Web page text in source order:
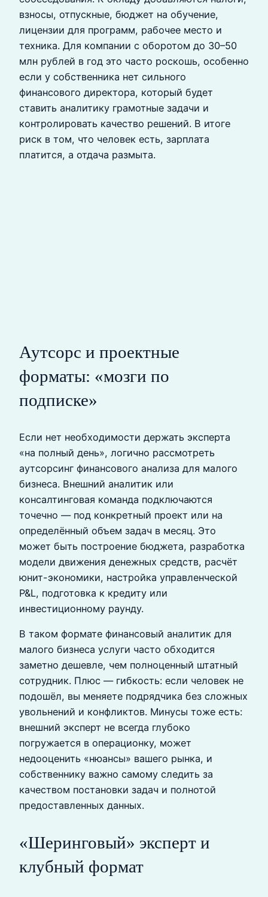
взносы, отпускные, бюджет на обучение,
лицензии для программ, рабочее место и
техника. Для компании с оборотом до 30–50
млн рублей в год это часто роскошь, особенно
если у собственника нет сильного
финансового директора, который будет
ставить аналитику грамотные задачи и
контролировать качество решений. В итоге
риск в том, что человек есть, зарплата
платится, а отдача размыта.
Аутсорс и проектные
форматы: «мозги по
подписке»
Если нет необходимости держать эксперта
«на полный день», логично рассмотреть
аутсорсинг финансового анализа для малого
бизнеса. Внешний аналитик или
консалтинговая команда подключаются
точечно — под конкретный проект или на
определённый объем задач в месяц. Это
может быть построение бюджета, разработка
модели движения денежных средств, расчёт
юнит-экономики, настройка управленческой
P&L, подготовка к кредиту или
инвестиционному раунду.
В таком формате финансовый аналитик для
малого бизнеса услуги часто обходится
заметно дешевле, чем полноценный штатный
сотрудник. Плюс — гибкость: если человек не
подошёл, вы меняете подрядчика без сложных
увольнений и конфликтов. Минусы тоже есть:
внешний эксперт не всегда глубоко
погружается в операционку, может
недооценить «нюансы» вашего рынка, и
собственнику важно самому следить за
качеством постановки задач и полнотой
предоставленных данных.
«Шеринговый» эксперт и
клубный формат